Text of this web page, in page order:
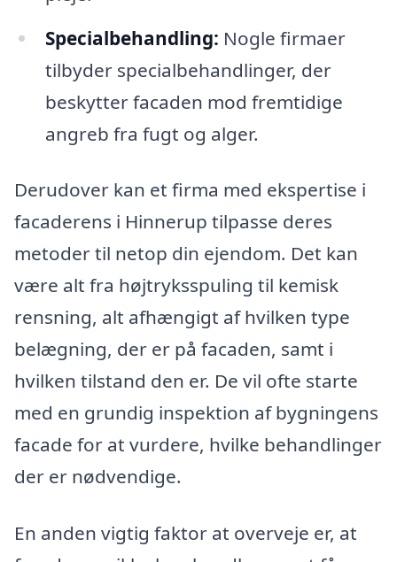
Specialbehandling: Nogle firmaer
tilbyder specialbehandlinger, der
beskytter facaden mod fremtidige
angreb fra fugt og alger.
Derudover kan et firma med ekspertise i
facaderens i Hinnerup tilpasse deres
metoder til netop din ejendom. Det kan
være alt fra højtryksspuling til kemisk
rensning, alt afhængigt af hvilken type
belægning, der er på facaden, samt i
hvilken tilstand den er. De vil ofte starte
med en grundig inspektion af bygningens
facade for at vurdere, hvilke behandlinger
der er nødvendige.
En anden vigtig faktor at overveje er, at